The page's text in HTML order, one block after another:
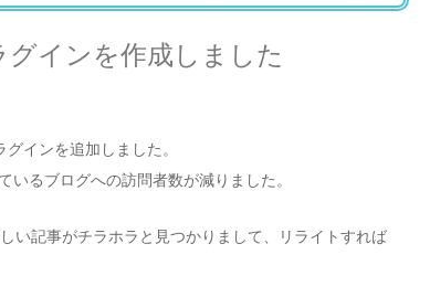
インを作成しました
インを追加しました。
るブログへの訪問者数が減りました。
い記事がチラホラと見つかりまして、リライトすれば